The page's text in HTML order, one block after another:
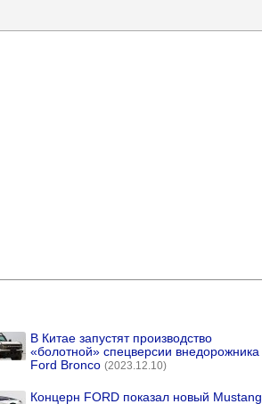
В Китае запустят производство
«болотной» спецверсии внедорожника
Ford Bronco (2023.12.10)
Концерн FORD показал новый Mustang